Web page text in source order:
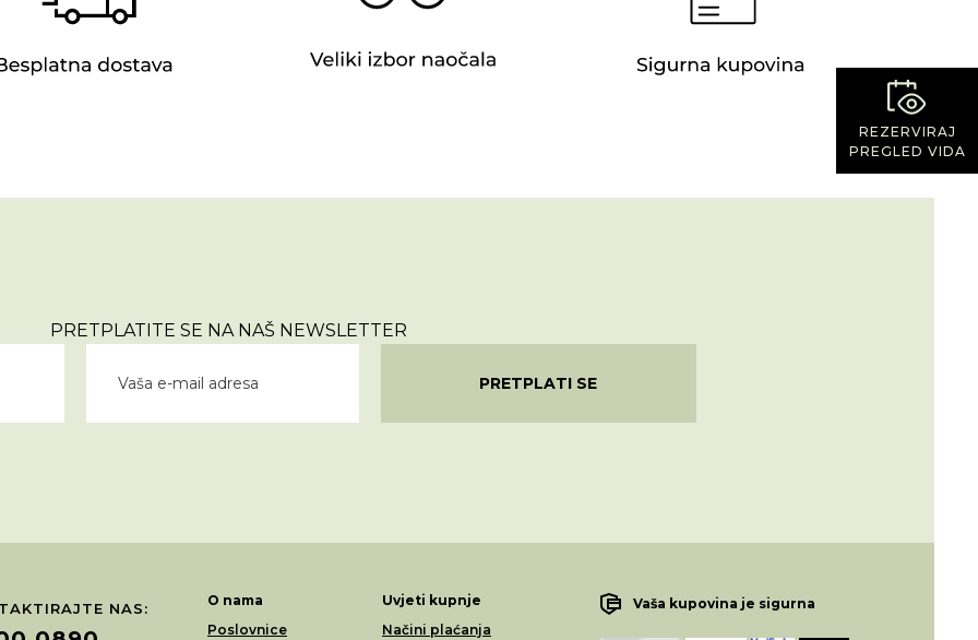
REZERVIRAJ
PREGLED VIDA
PRETPLATITE SE NA NAŠ NEWSLETTER
PRETPLATI SE
NAS:
O nama
Poslovnice
Uvjeti kupnje
Načini plaćanja
Vaša kupovina je sigurna